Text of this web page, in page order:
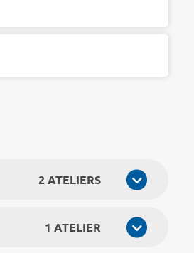
2 ATELIERS
1 ATELIER